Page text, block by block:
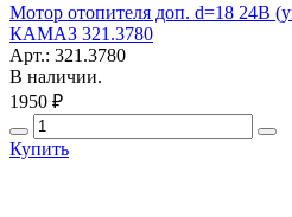
Мотор отопителя доп. d=18 24В
КАМАЗ 321.3780
Арт.: 321.3780
В наличии.
1950 ₽
Купить